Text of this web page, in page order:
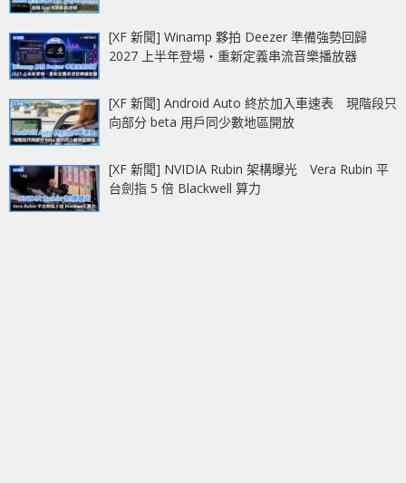
[XF 新聞] Winamp 夥拍 Deezer 準備強勢回歸
2027 上半年登場‧重新定義串流音樂播放器
[XF 新聞] Android Auto 終於加入車速表 現階段只
向部分 beta 用戶同少數地區開放
[XF 新聞] NVIDIA Rubin 架構曝光 Vera Rubin 平
台劍指 5 倍 Blackwell 算力